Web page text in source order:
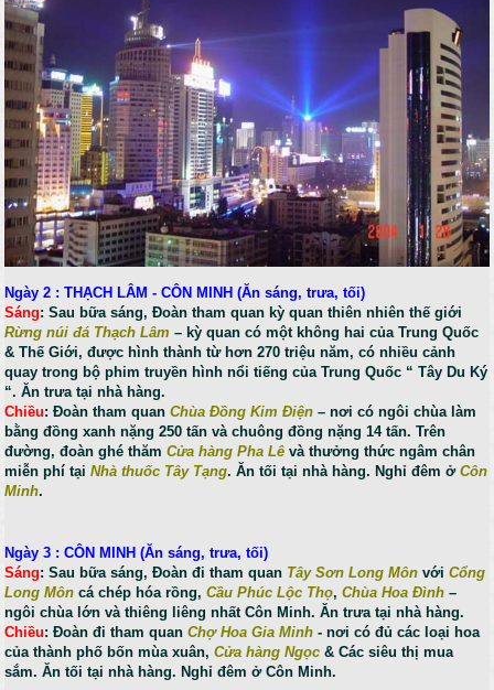
Ngày 2 : THẠCH LÂM - CÔN MINH (Ăn sáng, trưa, tối)
Sáng: Sau bữa sáng, Đoàn tham quan kỳ quan thiên nhiên thế giới
Rừng núi đá Thạch Lâm – kỳ quan có một không hai của Trung Quốc
& Thế Giới, được hình thành từ hơn 270 triệu năm, có nhiều cảnh
quay trong bộ phim truyền hình nổi tiếng của Trung Quốc “ Tây Du Ký
“. Ăn trưa tại nhà hàng.
Chiều: Đoàn tham quanChùa Đồng Kim Điện – nơi có ngôi chùa làm
bằng đồng xanh nặng 250 tấn và chuông đồng nặng 14 tấn. Trên
đường, đoàn ghé thămCửa hàng Pha Lê và thưởng thức ngâm chân
miễn phí tạiNhà thuốc Tây Tạng. Ăn tối tại nhà hàng. Nghỉ đêm ởCôn
Minh.
Ngày 3 : CÔN MINH (Ăn sáng, trưa, tối)
Sáng: Sau bữa sáng, Đoàn đi tham quan Tây Sơn Long Môn với Cổng
Long Môn cá chép hóa rồng,Cầu Phúc Lộc Thọ,Chùa Hoa Đình –
ngôi chùa lớn và thiêng liêng nhất Côn Minh. Ăn trưa tại nhà hàng.
Chiều: Đoàn đi tham quanChợ Hoa Gia Minh - nơi có đủ các loại hoa
của thành phố bốn mùa xuân,Cửa hàng Ngọc & Các siêu thị mua
sắm. Ăn tối tại nhà hàng. Nghỉ đêm ở Côn Minh.